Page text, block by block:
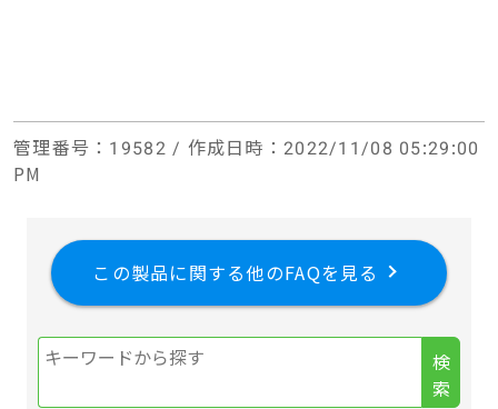
管理番号 ：19582 / 作成日時 ：2022/11/08 05:29:00
PM
この製品に関する他のFAQを見る
検
索